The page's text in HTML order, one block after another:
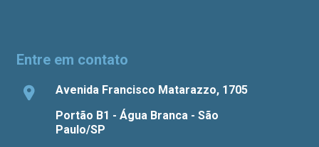
Entre em contato
Avenida Francisco Matarazzo, 1705
Portão B1 - Água Branca - São
Paulo/SP